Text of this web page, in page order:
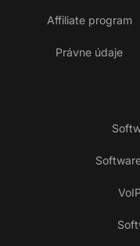
Affiliate program
Právne údaje